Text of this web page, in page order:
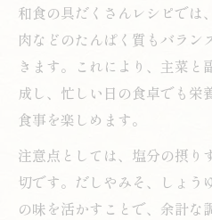
冷蔵庫の野菜で簡単和
和食スープで余り
冷蔵庫の野菜が主
和食の具だくさん
簡単和食スープが
プ
野菜たっぷり和食
和食の具だくさんレシピでは
肉などのたんぱく質もバラン
きます。これにより、主菜と
成し、忙しい日の食卓でも栄
食事を楽しめます。
注意点としては、塩分の摂り
切です。だしやみそ、しょう
の味を活かすことで、余計な